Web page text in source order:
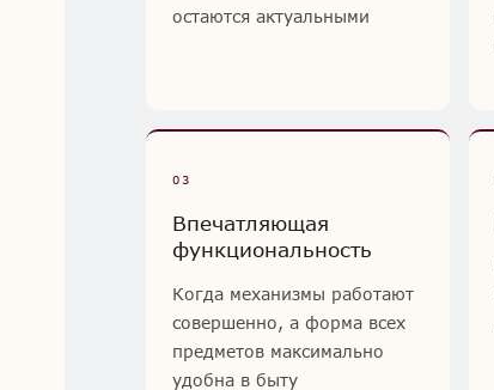
остаются актуальными
03
Впечатляющая
функциональность
Когда механизмы работают
совершенно, а форма всех
предметов максимально
удобна в быту